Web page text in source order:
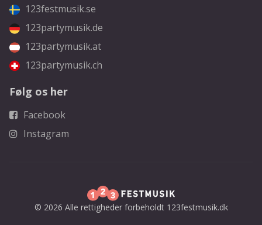
123festmusik.se
123partymusik.de
123partymusik.at
123partymusik.ch
Følg os her
Facebook
Instagram
© 2026 Alle rettigheder forbeholdt 123festmusik.dk